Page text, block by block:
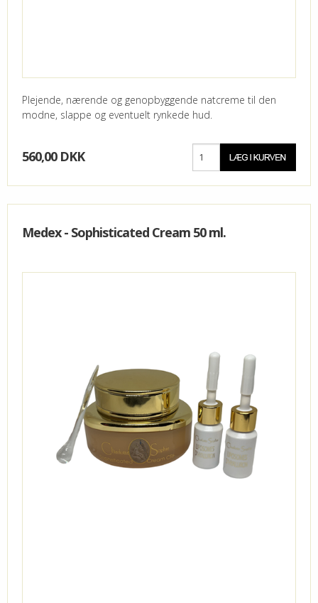
Plejende, nærende og genopbyggende natcreme til den
modne, slappe og eventuelt rynkede hud.
560,00 DKK
Medex - Sophisticated Cream 50 ml.